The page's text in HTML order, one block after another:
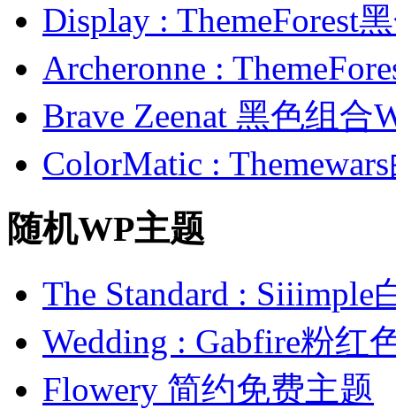
Display : ThemeForest
Archeronne :
Brave Zeenat 黑色组合
ColorMatic :
随机WP主题
The Standard :
Wedding : Gabfire粉红
Flowery 简约免费主题